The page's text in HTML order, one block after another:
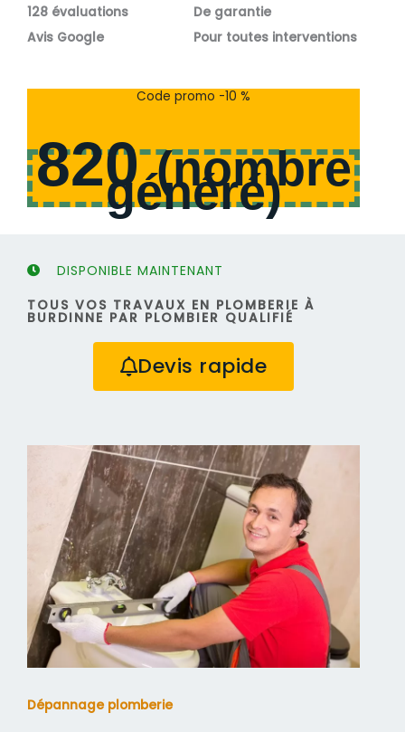
o
s
128 évaluations
Avis Google
o
s
De garantie
Pour toutes interventions
Code promo -10 %
820(nombre
généré)
DISPONIBLE MAINTENANT
TOUS VOS TRAVAUX EN PLOMBERIE À
BURDINNE PAR PLOMBIER QUALIFIÉ
Devis rapide
Dépannage plomberie